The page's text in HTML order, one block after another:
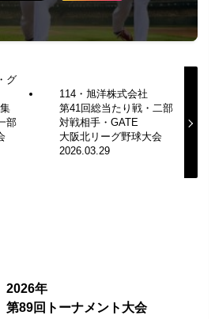
グ
部
114・旭洋株式会社
第41回総当たり戦・二部
対戦相手・GATE
大阪北リーグ野球大会
2026.03.29
2026年
第89回トーナメント大会